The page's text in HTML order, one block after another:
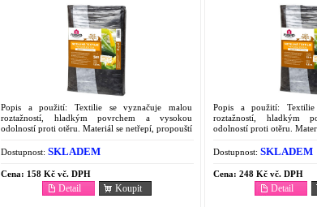
Popis a použití: Textilie se vyznačuje malou
roztažností, hladkým povrchem a vysokou
odolností proti otěru. Materiál se netřepí, propouští
Dostupnost: SKLADEM
Cena: 158 Kč vč. DPH
Koupit
Detail
Popis a použití:
roztažností, hladkým
odolností proti otěru.
Dostupnost: SKLADEM
Cena: 248 Kč vč. DPH
Detail